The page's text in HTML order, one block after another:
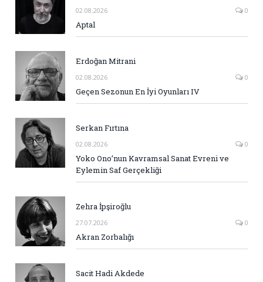
02.08.2026 0
Aptal
Erdoğan Mitrani
02.08.2026 0
Geçen Sezonun En İyi Oyunları IV
Serkan Fırtına
02.08.2026 0
Yoko Ono’nun Kavramsal Sanat Evreni ve
Eylemin Saf Gerçekliği
Zehra İpşiroğlu
27.07.2026 0
Akran Zorbalığı
Sacit Hadi Akdede